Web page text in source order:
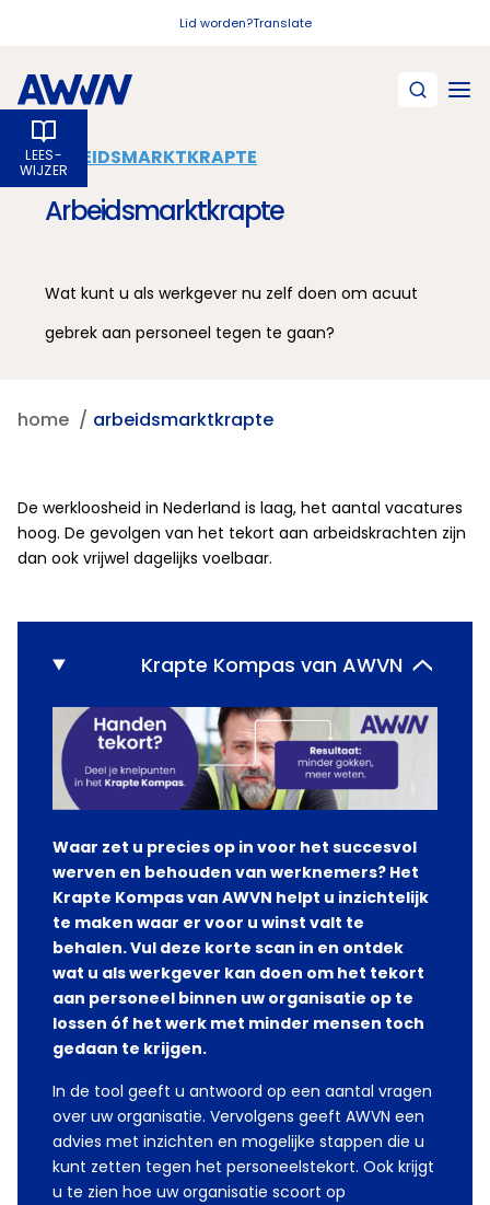
Lid worden?Translate
ARBEIDSMARKTKRAPTE
Arbeidsmarktkrapte
Wat kunt u als werkgever nu zelf doen om acuut
gebrek aan personeel tegen te gaan?
home arbeidsmarktkrapte
LEES­
WIJZER
De werkloosheid in Nederland is laag, het aantal vacatures
hoog. De gevolgen van het tekort aan arbeidskrachten zijn
dan ook vrijwel dagelijks voelbaar.
Krapte Kompas van AWVN
Waar zet u precies op in voor het succesvol
werven en behouden van werknemers? Het
Krapte Kompas van AWVN helpt u inzichtelijk
te maken waar er voor u winst valt te
behalen.Vul deze korte scan in en ontdek
wat u als werkgever kan doen om het tekort
aan personeel binnen uw organisatie op te
lossen óf het werk met minder mensen toch
gedaan te krijgen.
In de tool geeft u antwoord op een aantal vragen
over uw organisatie. Vervolgens geeft AWVN een
advies met inzichten en mogelijke stappen die u
kunt zetten tegen het personeelstekort. Ook krijgt
u te zien hoe uw organisatie scoort op